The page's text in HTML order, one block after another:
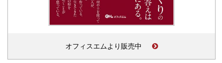
オフィスエムより販売中